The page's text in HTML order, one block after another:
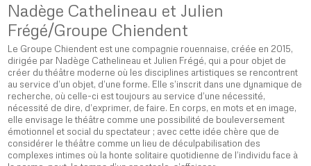
Nadège Cathelineau et Julien
Frégé/Groupe Chiendent
Le Groupe Chiendent est une compagnie rouennaise, créée en 2015,
dirigée par Nadège Cathelineau et Julien Frégé, qui a pour objet de
créer du théâtre moderne où les disciplines artistiques se rencontrent
au service d’un objet, d’une forme. Elle s’inscrit dans une dynamique de
recherche, où celle-ci est toujours au service d’une nécessité,
nécessité de dire, d’exprimer, de faire. En corps, en mots et en image,
elle envisage le théâtre comme une possibilité de bouleversement
émotionnel et social du spectateur ; avec cette idée chère que de
considérer le théâtre comme un lieu de déculpabilisation des
complexes intimes où la honte solitaire quotidienne de l’individu face à